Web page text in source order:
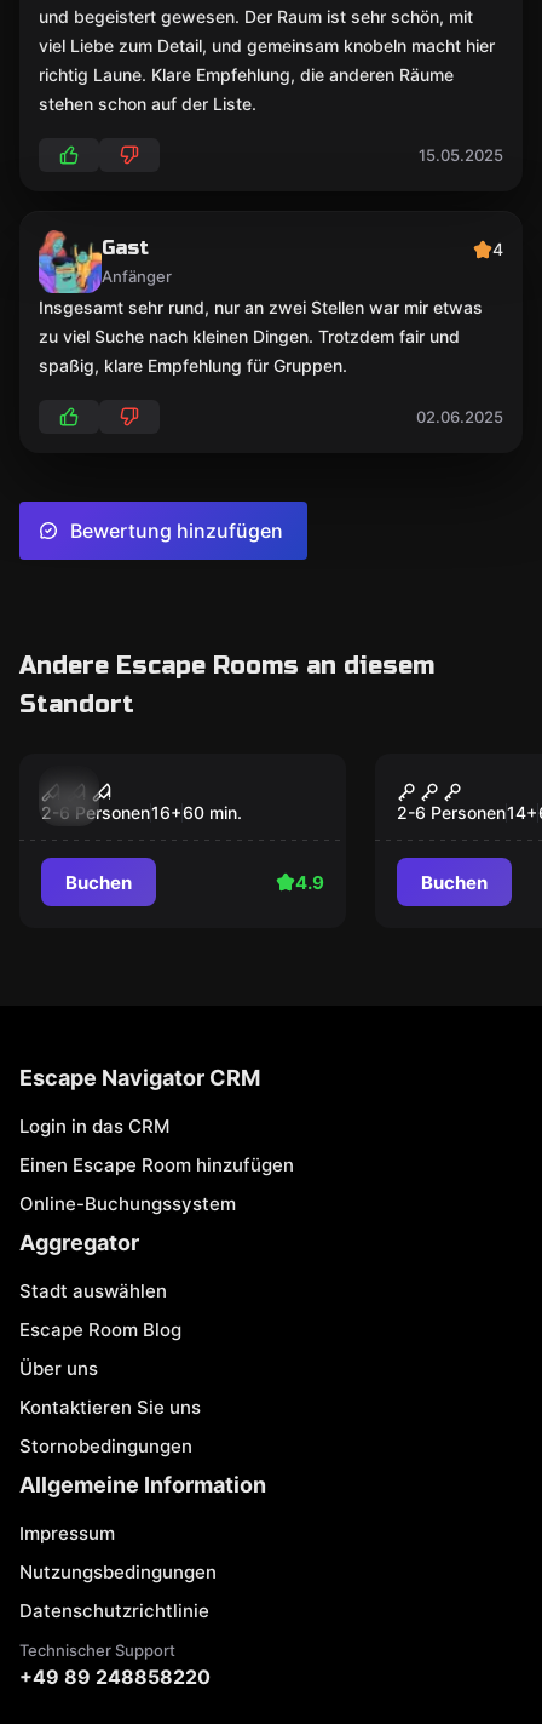
und begeistert gewesen. Der Raum ist sehr schön, mit
viel Liebe zum Detail, und gemeinsam knobeln macht hier
richtig Laune. Klare Empfehlung, die anderen Räume
stehen schon auf der Liste.
15.05.2025
Gast
Anfänger
4
Insgesamt sehr rund, nur an zwei Stellen war mir etwas
zu viel Suche nach kleinen Dingen. Trotzdem fair und
spaßig, klare Empfehlung für Gruppen.
02.06.2025
Bewertung hinzufügen
Andere Escape Rooms an diesem
Standort
Johanna, die weiße
Frau von Kloster
Moosen
2-6 Personen16+60 min.
Buchen 4.9
do AG
2-6 Personen14+
Buchen
Escape Navigator CRM
Login in das CRM
Einen Escape Room hinzufügen
Online-Buchungssystem
Aggregator
Stadt auswählen
Escape Room Blog
Über uns
Kontaktieren Sie uns
Stornobedingungen
Allgemeine Information
Impressum
Nutzungsbedingungen
Datenschutzrichtlinie
Technischer Support
+49 89 248858220